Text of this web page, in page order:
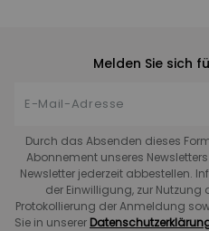
Melden Sie sich
Durch das Absenden dieses
Abonnement unseres
Newsletter jederzeit abbestellen.
der Einwilligung, zur Nutzung
Protokollierung der Anmeldung
Sie in unserer